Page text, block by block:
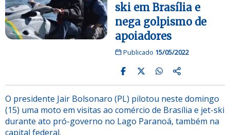
ski em Brasília e
nega golpismo de
apoiadores
Publicado 15/05/2022
O presidente Jair Bolsonaro (PL) pilotou neste domingo
(15) uma moto em visitas ao comércio de Brasília e jet-ski
durante ato pró-governo no Lago Paranoá, também na
capital federal.